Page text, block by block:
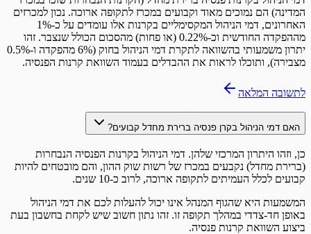
המדינה) הם נמוכים מאוד וקבועים במכרז לתקופה ארוכה. נכון למכרזים
האחרונים, דמי הניהול המקסימליים בקרנות אלו עומדים על כ-1%
מההפקדה החודשית וכ-0.22% (או פחות) מהסכום הכולל שנצבר. זהו
יתרון משמעותי בהשוואה לתקרת דמי הניהול בחוק (6% מהפקדה ו-0.5%
מצבירה), ותוכלו לראות את ההבדלים בעמוד השוואת קרנות הפנסיה.
לתשובה המלאה
האם דמי הניהול בקרן פנסיה ברירת מחדל קבועים?
כן, וזהו היתרון המרכזי שלהן. דמי הניהול בקרנות הפנסיה הנבחרות
(ברירת מחדל) נקבעים במכרז של רשות שוק ההון, והם מובטחים להיות
קבועים לכלל העמיתים לתקופה ארוכה, לרוב כ-10 שנים.
המשמעות היא שהגוף המנהל אינו יכול להעלות לכם את דמי הניהול
באופן חד-צדדי במהלך תקופה זו. זהו נתון חשוב שיש לקחת בחשבון בעת
ביצוע השוואת קרנות פנסיה.